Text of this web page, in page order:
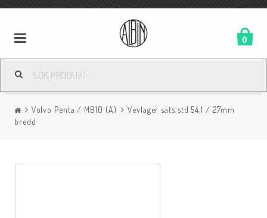
0
Volvo Penta / MB10 (A)
Vevlager sats std 54,1 / 27mm
bredd